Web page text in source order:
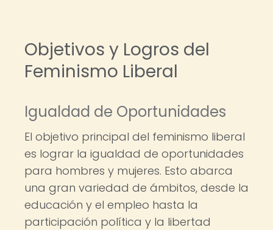
Objetivos y Logros del
Feminismo Liberal
Igualdad de Oportunidades
El objetivo principal del feminismo liberal
es lograr la igualdad de oportunidades
para hombres y mujeres. Esto abarca
una gran variedad de ámbitos, desde la
educación y el empleo hasta la
participación política y la libertad